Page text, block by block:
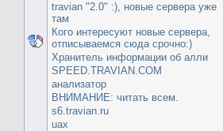
travian "2.0" :), новые сервера уже
там
Кого интересуют новые сервера,
отписываемся сюда срочно:)
Хранитель информации об алли
SPEED.TRAVIAN.COM
анализатор
ВНИМАНИЕ: читать всем.
s6.travian.ru
uax